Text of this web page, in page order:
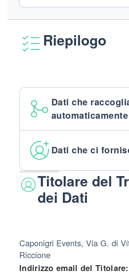
Riepilogo
Dati che
automaticamente
Dati che ci
Titolare del
dei Dati
Caponigri Events, Via G. di
Riccione
Indirizzo email del Titolare: